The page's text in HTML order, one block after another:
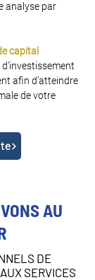
analyse par
capital
afin d’atteindre
de votre
AU
DE
SERVICES